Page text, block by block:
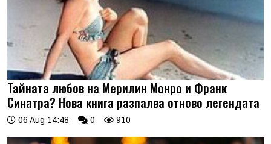
Тайната любов на Мерилин Монро и Франк
Синатра? Нова книга разпалва отново легендата
06 Aug 14:48 0 910